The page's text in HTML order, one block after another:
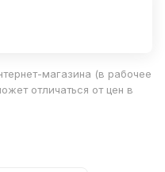
магазина (в рабочее
отличаться от цен в